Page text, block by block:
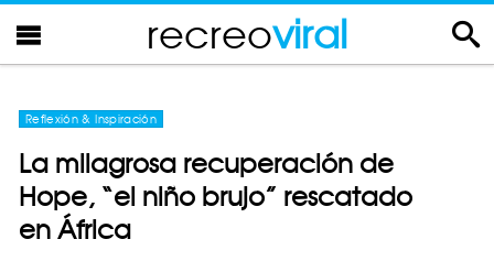
recreoviral
Reflexión & Inspiración
La milagrosa recuperación de
Hope, “el niño brujo” rescatado
en África